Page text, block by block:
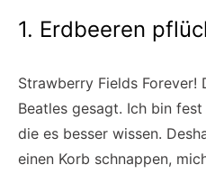
1. Erdbeeren
Strawberry Fields Forever!
Beatles gesagt. Ich bin
die es besser wissen.
einen Korb schnappen,